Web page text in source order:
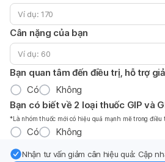
Cân nặng của bạn
Bạn quan tâm đến điều trị, hỗ trợ
Có
Không
Bạn có biết về 2 loại thuốc GIP và
*Là nhóm thuốc mới có hiệu quả mạnh mẽ trong
Có Không
Nhận tư vấn giảm cân hiệu quả: Cập